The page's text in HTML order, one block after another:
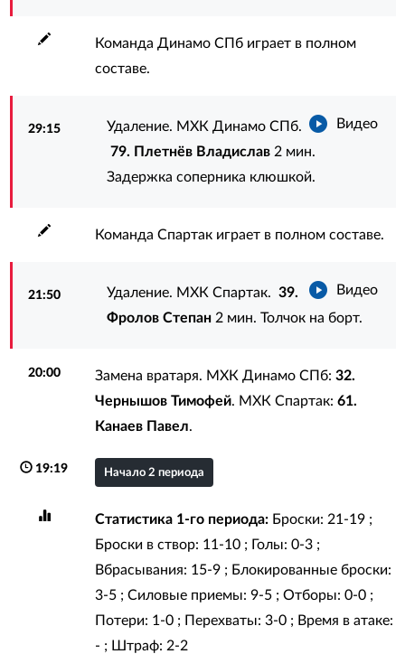
Команда Динамо СПб играет в полном
составе.
29:15 Видео
Удаление. МХК Динамо СПб.
79. Плетнёв Владислав 2 мин.
Задержка соперника клюшкой.
Команда Спартак играет в полном составе.
21:50 Видео
Удаление. МХК Спартак.39.
Фролов Степан 2 мин. Толчок на борт.
20:00 Замена вратаря. МХК Динамо СПб: 32.
Чернышов Тимофей. МХК Спартак: 61.
Канаев Павел.
19:19 Начало 2 периода
Статистика 1-го периода:Броски: 21-19 ;
Броски в створ: 11-10 ; Голы: 0-3 ;
Вбрасывания: 15-9 ; Блокированные броски:
3-5 ; Силовые приемы: 9-5 ; Отборы: 0-0 ;
Потери: 1-0 ; Перехваты: 3-0 ; Время в атаке:
- ; Штраф: 2-2